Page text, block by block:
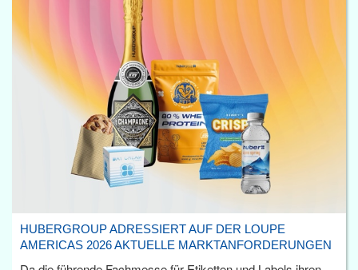
HUBERGROUP ADRESSIERT AUF DER LOUPE
AMERICAS 2026 AKTUELLE MARKTANFORDERUNGEN